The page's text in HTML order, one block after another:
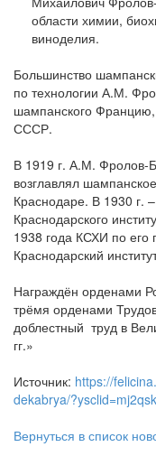
Большинство
по технологии А.М.
шампанского
СССР.
В 1919 г. А.М. Фролов-
возглавлял
Краснодаре. В 1930 г.
Краснодарского
1938 года КСХИ по
Краснодарский
Награждён орденами
трёмя орденами
доблестный труд в
гг.»
Источник: https://
dekabrya/
Вернуться в список